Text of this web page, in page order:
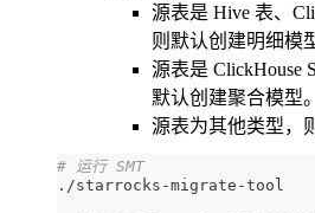
源表是 Hive 表、
则默认创建明细模
源表是 ClickHouse
默认创建聚合模型。
源表为其他类型，
# 运行 SMT
./starrocks-migrate-tool